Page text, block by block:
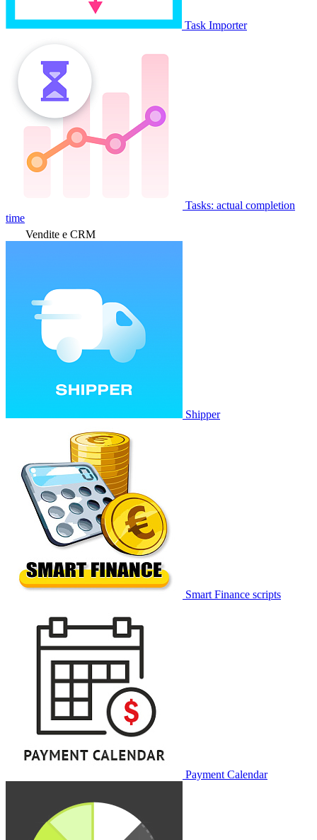
Task Importer
Tasks: actual completion
time
Vendite e CRM
Shipper
Smart Finance scripts
Payment Calendar